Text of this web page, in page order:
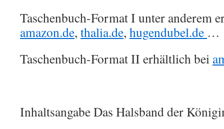
Taschenbuch-Format I unter anderem
amazon.de, thalia.de, hugendubel.de …
Taschenbuch-Format II erhältlich bei
Inhaltsangabe Das Halsband der